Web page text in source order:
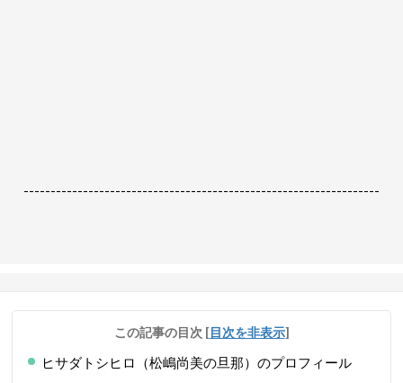
------------------------------------------------------------------
この記事の目次 [目次を非表示]
ヒサダトシヒロ（松嶋尚美の旦那）のプロフィール